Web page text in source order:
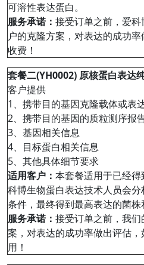
可溶性表达蛋白。
服务承诺： 接受订单之前，爱
户的克隆方案，对表达的成功
收费！
套餐二(YH0002) 原核蛋白表达
客户提供
1、携带目的基因克隆载体或表
2、携带目的基因的质粒测序报
3、基因相关信息
4、目标蛋白相关信息
5、其他具体细节要求
适用客户： 本套餐适用于已经
科博生物蛋白表达技术人员会
条件，最终得到最高表达的菌株
服务承诺： 接受订单之前，我
案，对表达的成功率做出评估
用！